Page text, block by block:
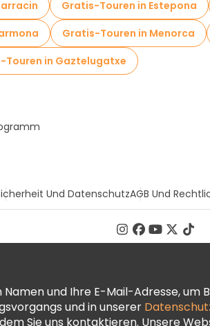
Gratis-Touren in Estepona
Gratis-Touren in Menorca
Touren in Gaztelugatxe
Und DatenschutzAGB Und
und Ihre E-Mail-Adresse,
und in unserer
Sie uns kontaktieren. Unsere